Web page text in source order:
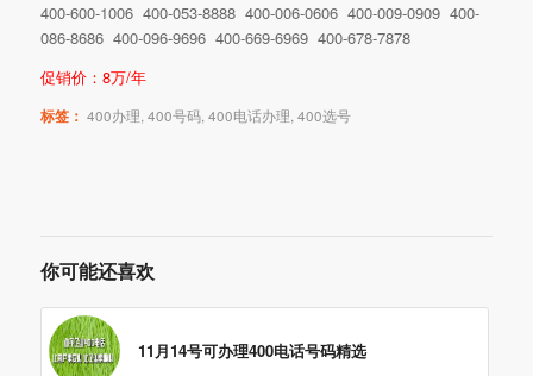
400-600-1006 400-053-8888 400-006-0606 400-009-0909 400-
086-8686 400-096-9696 400-669-6969 400-678-7878
促销价：8万/年
标签： 400办理 400号码, 400电话办理 400选号
你可能还喜欢
11月14号可办理400电话号码精选